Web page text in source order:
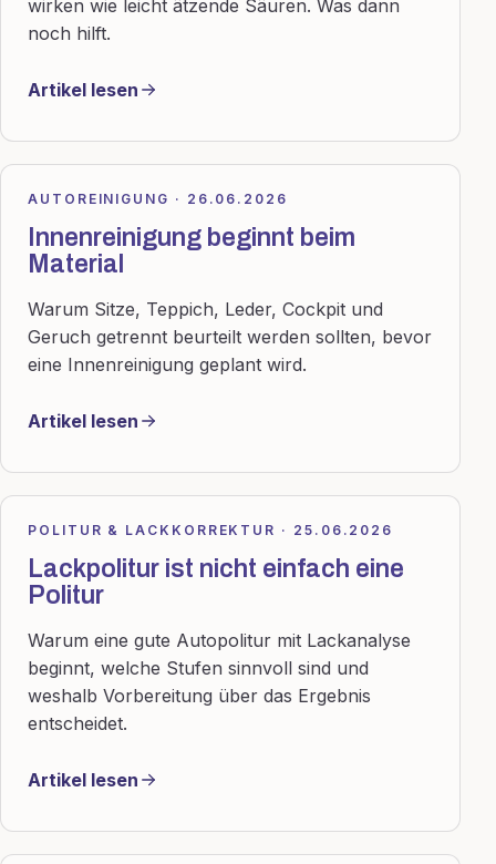
wirken wie leicht ätzende Säuren. Was dann
noch hilft.
Artikel lesen
AUTOREINIGUNG · 26.06.2026
Innenreinigung beginnt beim
Material
Warum Sitze, Teppich, Leder, Cockpit und
Geruch getrennt beurteilt werden sollten, bevor
eine Innenreinigung geplant wird.
Artikel lesen
POLITUR & LACKKORREKTUR · 25.06.2026
Lackpolitur ist nicht einfach eine
Politur
Warum eine gute Autopolitur mit Lackanalyse
beginnt, welche Stufen sinnvoll sind und
weshalb Vorbereitung über das Ergebnis
entscheidet.
Artikel lesen